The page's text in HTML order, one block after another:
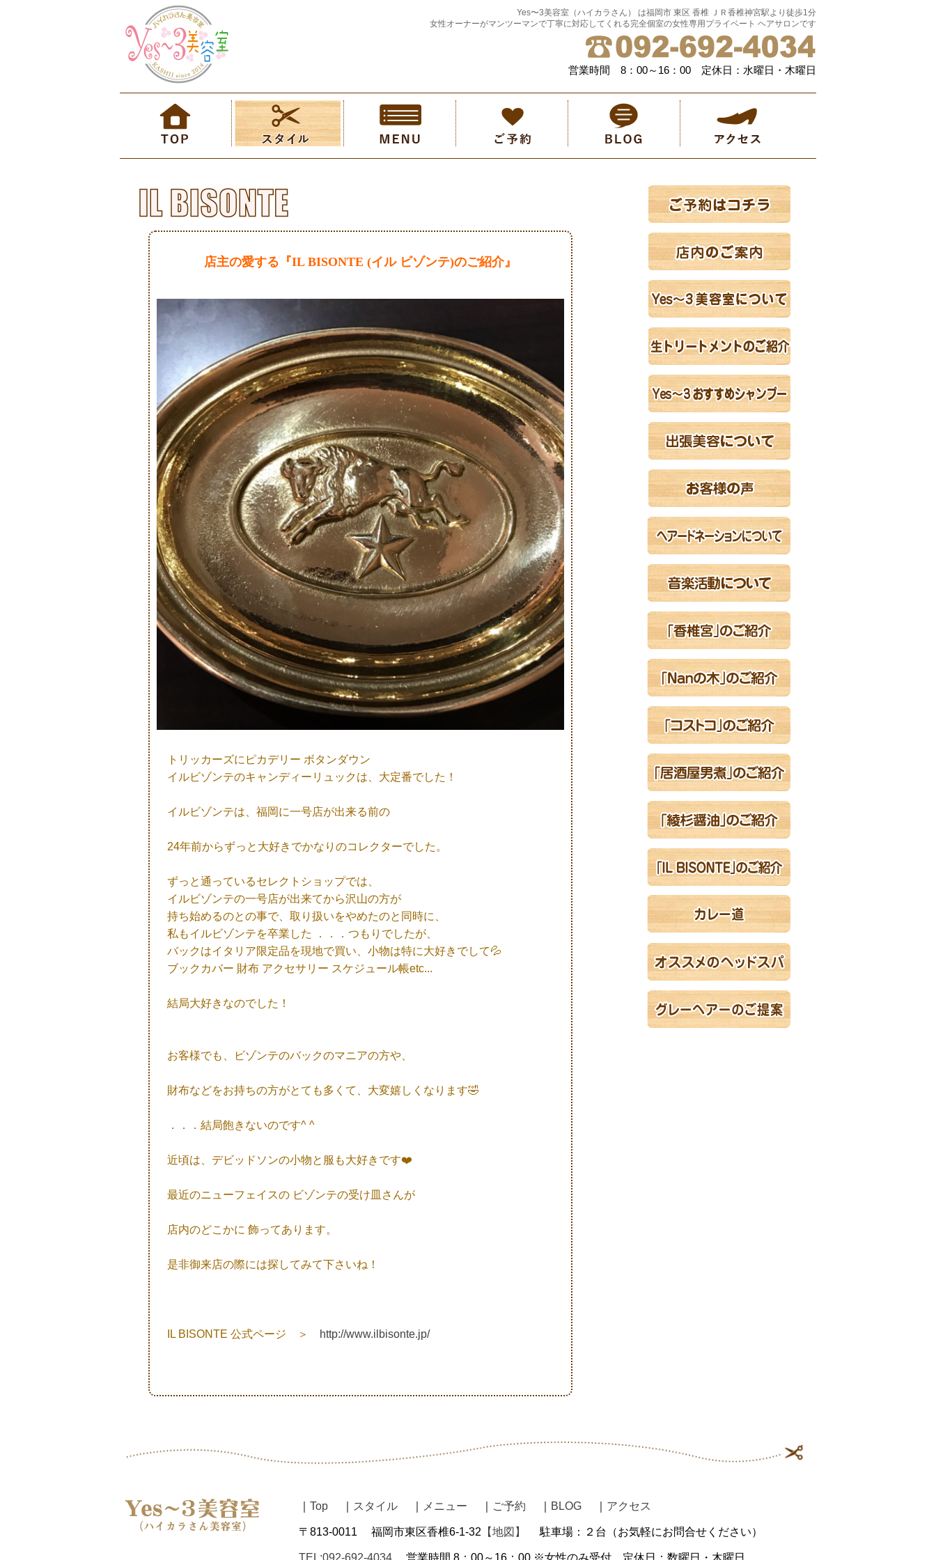
Yes〜3美容室（ハイカラさん） は福岡市 東区 香椎 ＪＲ香椎神宮駅より徒歩1分
女性オーナーがマンツーマンで丁寧に対応してくれる完全個室の女性専用プライベート ヘアサロンです
営業時間 8：00～16：00 定休日：水曜日・木曜日
店主の愛する『IL BISONTE (イル ビゾンテ)のご紹介』
トリッカーズにピカデリー ボタンダウン
イルビゾンテのキャンディーリュックは、大定番でした！
イルビゾンテは、福岡に一号店が出来る前の
24年前からずっと大好きでかなりのコレクターでした。
ずっと通っているセレクトショップでは、
イルビゾンテの一号店が出来てから沢山の方が
持ち始めるのとの事で、取り扱いをやめたのと同時に、
私もイルビゾンテを卒業した ．．．つもりでしたが、
バックはイタリア限定品を現地で買い、小物は特に大好きでして💦
ブックカバー 財布 アクセサリー スケジュール帳etc...
結局大好きなのでした！
お客様でも、ビゾンテのバックのマニアの方や、
財布などをお持ちの方がとても多くて、大変嬉しくなります🤣
．．．結局飽きないのです^ ^
近頃は、デビッドソンの小物と服も大好きです❤️
最近のニューフェイスの ビゾンテの受け皿さんが
店内のどこかに 飾ってあります。
是非御来店の際には探してみて下さいね！
IL BISONTE 公式ページ ＞ http://www.ilbisonte.jp/
Top スタイル メニュー ご予約 BLOG アクセス
〒813-0011 福岡市東区香椎6-1-32 【地図】 駐車場：２台（お気軽にお問合せください）
TEL:092-692-4034 営業時間 8：00～16：00 ※女性のみ受付 定休日：数曜日・木曜日